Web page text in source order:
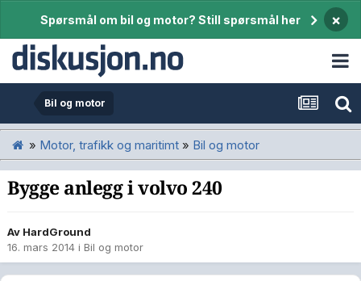
Spørsmål om bil og motor? Still spørsmål her ×
Bil og motor
» Motor, trafikk og maritimt » Bil og motor
Bygge anlegg i volvo 240
Av HardGround
16. mars 2014 i Bil og motor